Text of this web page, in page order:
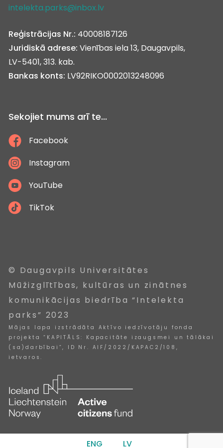
intelekta.parks@inbox.lv
Reģistrācijas Nr.: 40008187126
Juridiskā adrese: Vienības iela 13, Daugavpils,
LV-5401, 313. kab.
Bankas konts: LV92RIKO0002013248096
Sekojiet mums arī te...
Facebook
Instagram
YouTube
TikTok
© Daugavpils Universitātes
Mūžizglītības, kultūras un zinātnes
komunikācijas biedrība “Intelekta
parks” 2023
Mājas lapa izstrādāta Aktīvo iedzīvotāju fonda
projekta “KAPITĀLS: Kapacitāte izaugsmei un tālākai
(sa)darbībai”, ID Nr. AIF/2022/KAPAC2/108,
ietvaros.
ENG LV